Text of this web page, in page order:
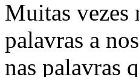
Muitas vezes
palavras a
nas palavras